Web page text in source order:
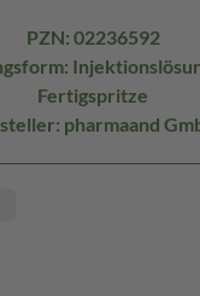
PZN: 02236592
Fertigspritze
pharmaand